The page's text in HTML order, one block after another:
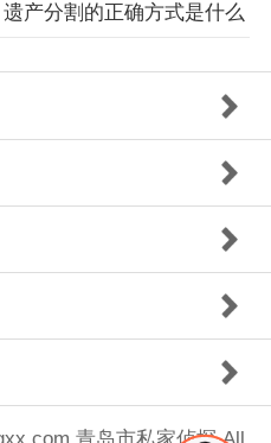
产分割的正确方式是什么